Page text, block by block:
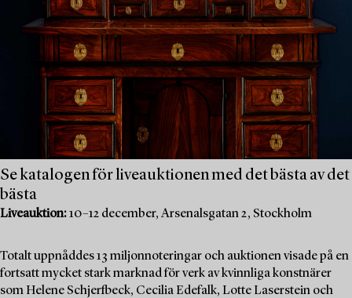
Se katalogen för liveauktionen med det bästa av det
bästa
Liveauktion:10–12 december, Arsenalsgatan 2, Stockholm
Totalt uppnåddes 13 miljonnoteringar och auktionen visade på en
fortsatt mycket stark marknad för verk av kvinnliga konstnärer
som Helene Schjerfbeck, Cecilia Edefalk, Lotte Laserstein och